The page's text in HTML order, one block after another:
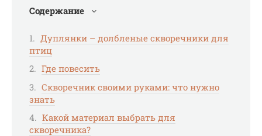
Содержание
Дуплянки – долбленые скворечники для
птиц
Где повесить
Скворечник своими руками: что нужно
знать
Какой материал выбрать для
скворечника?